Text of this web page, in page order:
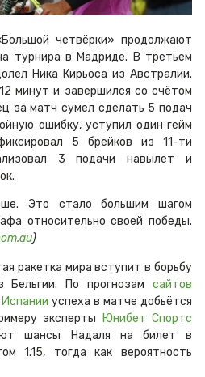
четвёрки» продолжают
турнира в Мадриде. В третьем
Ника Кирьоса из Австралии.
минут и завершился со счётом
за матч сумел сделать 5 подач
ошибку, уступил один гейм
5 брейков из 11-ти
3 подачи навылет и
Это стало большим шагом
относительно своей победы.
)
ракетка мира вступит в борьбу
По прогнозам сайтов
успеха в матче добьётся
эксперты
Юнибет Спортс
шансы Надаля на билет в
1.15, тогда как вероятность